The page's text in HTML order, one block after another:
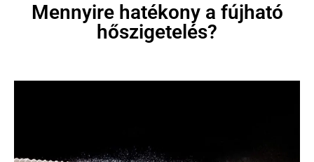
Mennyire hatékony a fújható
hőszigetelés?